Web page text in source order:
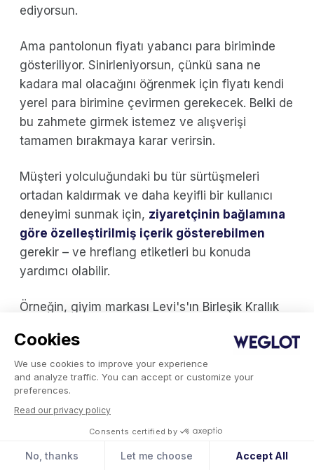
Cookies
We use cookies to improve your experience
and analyze traffic. You can accept or customize your
preferences.
Read our privacy policy
Consents certified by
No, thanks Let me choose Accept All
ediyorsun.
Ama pantolonun fiyatı yabancı para biriminde
gösteriliyor. Sinirleniyorsun, çünkü sana ne
kadara mal olacağını öğrenmek için fiyatı kendi
yerel para birimine çevirmen gerekecek. Belki de
bu zahmete girmek istemez ve alışverişi
tamamen bırakmaya karar verirsin.
Müşteri yolculuğundaki bu tür sürtüşmeleri
ortadan kaldırmak ve daha keyifli bir kullanıcı
deneyimi sunmak için, ziyaretçinin bağlamına
göre özelleştirilmiş içerik gösterebilmen
gerekir – ve hreflang etiketleri bu konuda
yardımcı olabilir.
Örneğin, giyim markası Levi's'ın Birleşik Krallık
ürün listesini görürler: